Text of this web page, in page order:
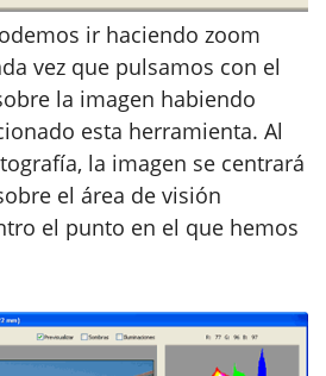
ir haciendo zoom
vez que pulsamos con el
la imagen habiendo
esta herramienta. Al
la imagen se centrará
el área de visión
el punto en el que hemos